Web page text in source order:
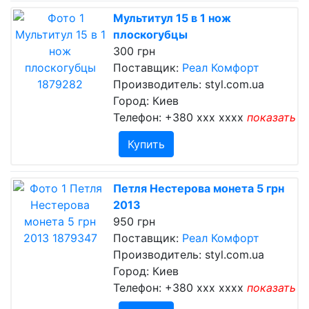
Мультитул 15 в 1 нож
плоскогубцы
300 грн
Поставщик: Реал Комфорт
Производитель: styl.com.ua
Город: Киев
Телефон: +380 xxx xxxx показать
Купить
Петля Нестерова монета 5 грн
2013
950 грн
Поставщик: Реал Комфорт
Производитель: styl.com.ua
Город: Киев
Телефон: +380 xxx xxxx показать